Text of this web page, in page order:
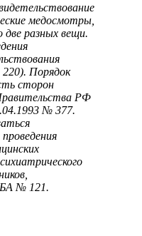
медосмотры,
две разных вещи.
Порядок
сторон
РФ
№ 377.
№ 121.